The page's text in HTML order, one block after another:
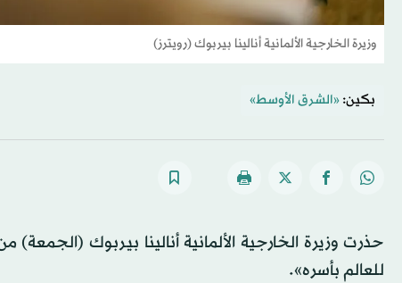
وزيرة الخارجية الألمانية أنالينا بيربوك (رويترز)
بكين: «الشرق الأوسط»
حذرت وزيرة الخارجية الألمانية أنالينا بيربوك
للعالم بأسره».